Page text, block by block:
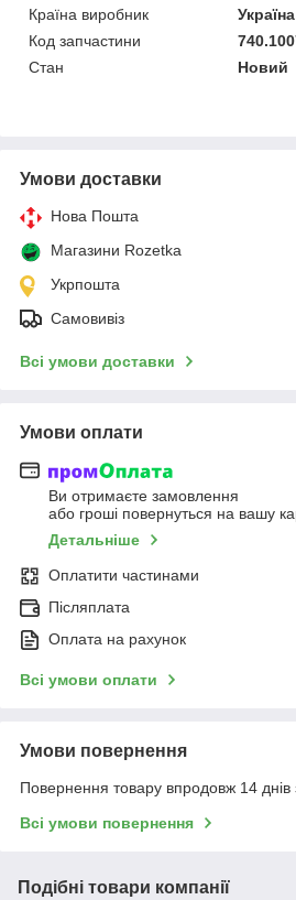
Країна виробник
Україна
Код запчастини
Стан
Новий
Умови доставки
Нова Пошта
Магазини Rozetka
Укрпошта
Самовивіз
Всі умови доставки
Умови оплати
Ви отримаєте замовлення
або гроші повернуться на вашу
Детальніше
Оплатити частинами
Післяплата
Оплата на рахунок
Всі умови оплати
Умови повернення
Повернення товару впродовж 14 днів
Всі умови повернення
Подібні товари компанії